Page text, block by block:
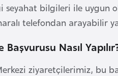
seyahat bilgileri ile uygun
telefondan arayabilir
Başvurusu Nasıl
ziyaretçilerimiz, bu